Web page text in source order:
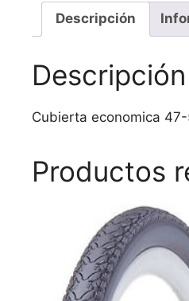
Descripción
Descripción
Cubierta economica
Productos